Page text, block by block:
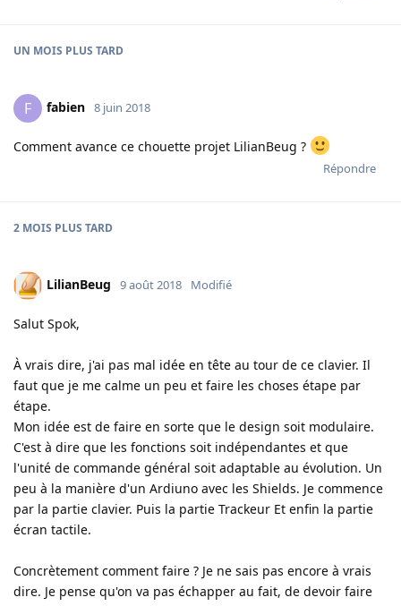
UN MOIS PLUS TARD
F fabien 8 juin 2018
Comment avance ce chouette projet LilianBeug ?
Répondre
2 MOIS PLUS TARD
LilianBeug 9 août 2018 Modifié
Salut Spok,
À vrais dire, j'ai pas mal idée en tête au tour de ce clavier. Il
faut que je me calme un peu et faire les choses étape par
étape.
Mon idée est de faire en sorte que le design soit modulaire.
C'est à dire que les fonctions soit indépendantes et que
l'unité de commande général soit adaptable au évolution. Un
peu à la manière d'un Ardiuno avec les Shields. Je commence
par la partie clavier. Puis la partie Trackeur Et enfin la partie
écran tactile.
Concrètement comment faire ? Je ne sais pas encore à vrais
dire. Je pense qu'on va pas échapper au fait, de devoir faire